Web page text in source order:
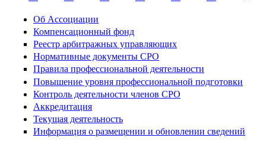
Об Ассоциации
Компенсационный фонд
Реестр арбитражных управляющих
Нормативные документы СРО
Правила профессиональной деятельности
Повышение уровня профессиональной подготовки
Контроль деятельности членов СРО
Аккредитация
Текущая деятельность
Информация о размещении и обновлении сведений